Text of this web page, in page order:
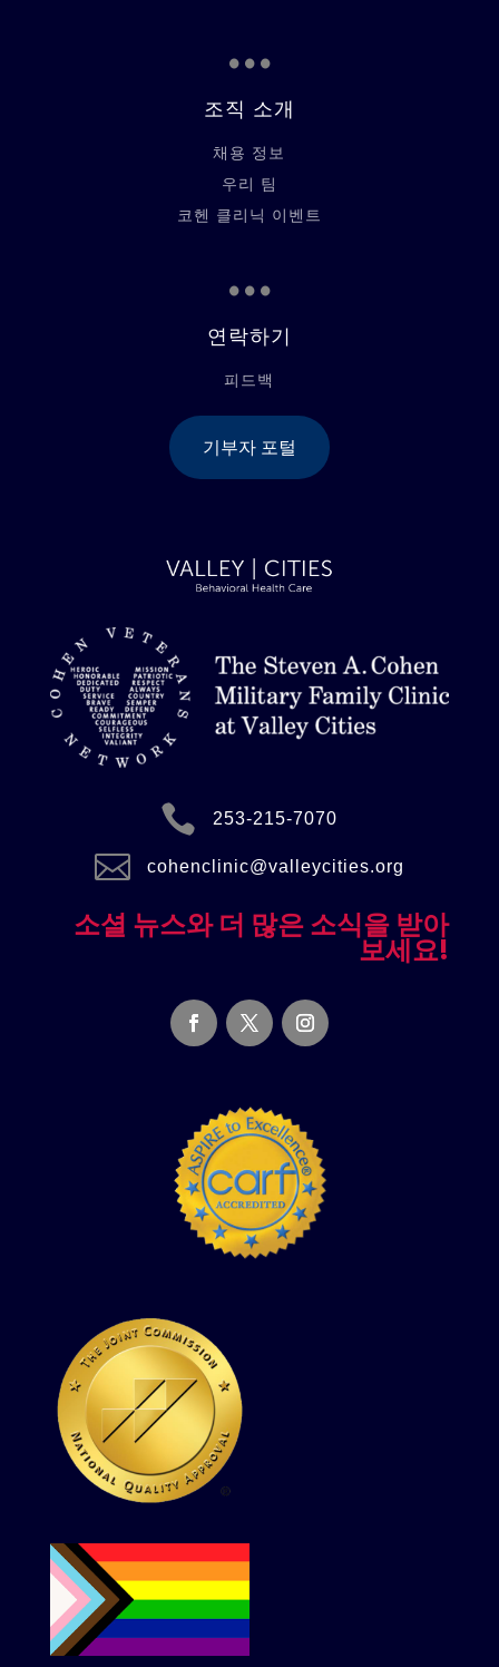
...
조직 소개
채용 정보
우리 팀
코헨 클리닉 이벤트
...
연락하기
피드백
기부자 포털
 253-215-7070
 cohenclinic@valleycities.org
소셜 뉴스와 더 많은 소식을 받아
보세요!